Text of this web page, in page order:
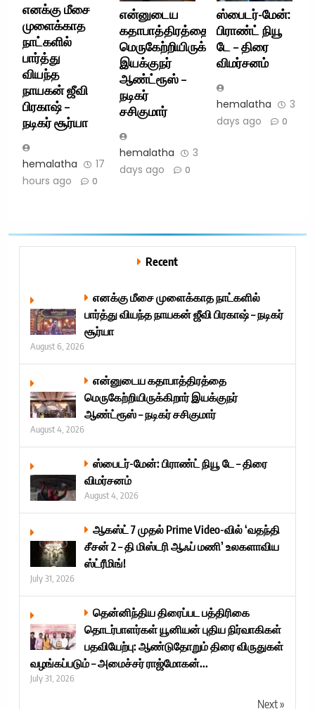
எனக்கு மீசை
முளைக்காத
நாட்களில்
பார்த்து
வியந்த
நாயகன் ஜீவி
பிரகாஷ் –
நடிகர் சூர்யா
hemalatha
17
hours ago
0
என்னுடைய
கதாபாத்திரத்தை
மெருகேற்றியிருக்கிறார்
இயக்குநர்
ஆண்ட்ரூஸ் –
நடிகர்
சசிகுமார்
hemalatha
3
days ago
0
ஸ்பைடர்-மேன்:
பிராண்ட் நியூ
டே – திரை
விமர்சனம்
hemalatha
3
days ago
0
Recent
எனக்கு மீசை முளைக்காத நாட்களில்
பார்த்து வியந்த நாயகன் ஜீவி பிரகாஷ் – நடிகர்
சூர்யா
August 6, 2026
என்னுடைய கதாபாத்திரத்தை
மெருகேற்றியிருக்கிறார் இயக்குநர்
ஆண்ட்ரூஸ் – நடிகர் சசிகுமார்
August 4, 2026
ஸ்பைடர்-மேன்: பிராண்ட் நியூ டே – திரை
விமர்சனம்
August 4, 2026
ஆகஸ்ட் 7 முதல் Prime Video-வில் ‘வதந்தி
சீசன் 2 – தி மிஸ்டரி ஆஃப் மணி’ உலகளாவிய
ஸ்ட்ரீமிங்!
July 31, 2026
தென்னிந்திய திரைப்பட பத்திரிகை
தொடர்பாளர்கள் யூனியன் புதிய நிர்வாகிகள்
பதவியேற்பு: ஆண்டுதோறும் திரை விருதுகள்
வழங்கப்படும் – அமைச்சர் ராஜ்மோகன்...
July 31, 2026
Next »